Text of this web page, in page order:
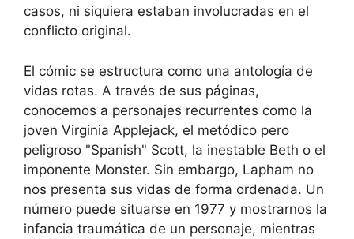
casos, ni siquiera estaban involucradas en el
conflicto original.
El cómic se estructura como una antología de
vidas rotas. A través de sus páginas,
conocemos a personajes recurrentes como la
joven Virginia Applejack, el metódico pero
peligroso "Spanish" Scott, la inestable Beth o el
imponente Monster. Sin embargo, Lapham no
nos presenta sus vidas de forma ordenada. Un
número puede situarse en 1977 y mostrarnos la
infancia traumática de un personaje, mientras